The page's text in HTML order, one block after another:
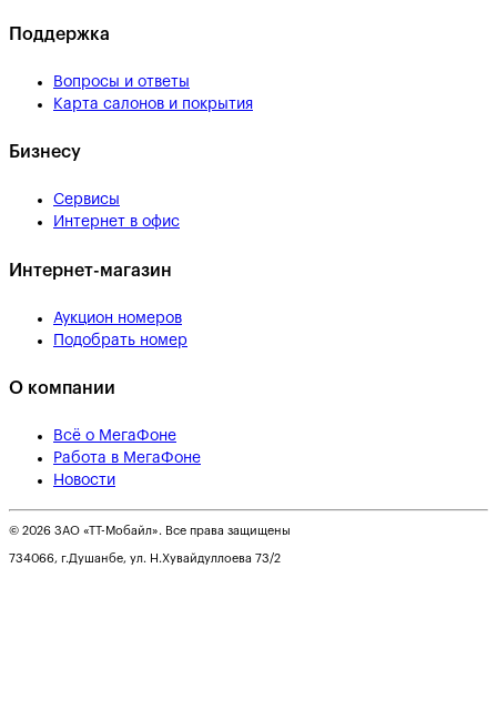
Поддержка
Вопросы и ответы
Карта салонов и покрытия
Бизнесу
Сервисы
Интернет в офис
Интернет-магазин
Аукцион номеров
Подобрать номер
О компании
Всё о МегаФоне
Работа в МегаФоне
Новости
© 2026 ЗАО «ТТ-Мобайл». Все права защищены
734066, г.Душанбе, ул. Н.Хувайдуллоева 73/2